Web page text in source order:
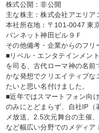
株式公開：非公開
主な株主：株式会社アエリ
本社所在地：〒101-0047 東
バンネット神田ビル９Ｆ
その他備考・企業からのフリ
■リベル・エンタテインメン
を司る、古代ローマ神の名
かな発想でクリエイティブな
たいと思い名付けました。
■近年ではスマートフォン向
のみにとどまらず、自社IP（
メ放送、2.5次元舞台の主催
など幅広い分野でのメディ